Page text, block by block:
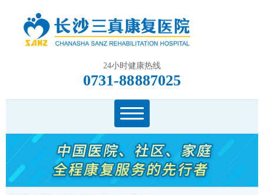
24小时健康热线
0731-88887025